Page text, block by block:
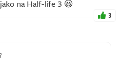
na Half-life 3 😃
3